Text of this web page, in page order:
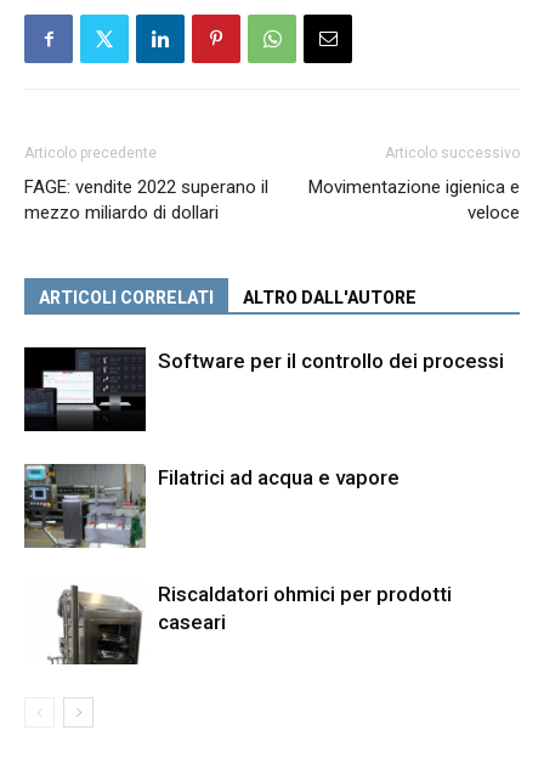
Articolo precedente
FAGE: vendite 2022 superano il
mezzo miliardo di dollari
Articolo successivo
Movimentazione igienica e
veloce
ARTICOLI CORRELATI ALTRO DALL'AUTORE
Software per il controllo dei processi
Filatrici ad acqua e vapore
Riscaldatori ohmici per prodotti
caseari